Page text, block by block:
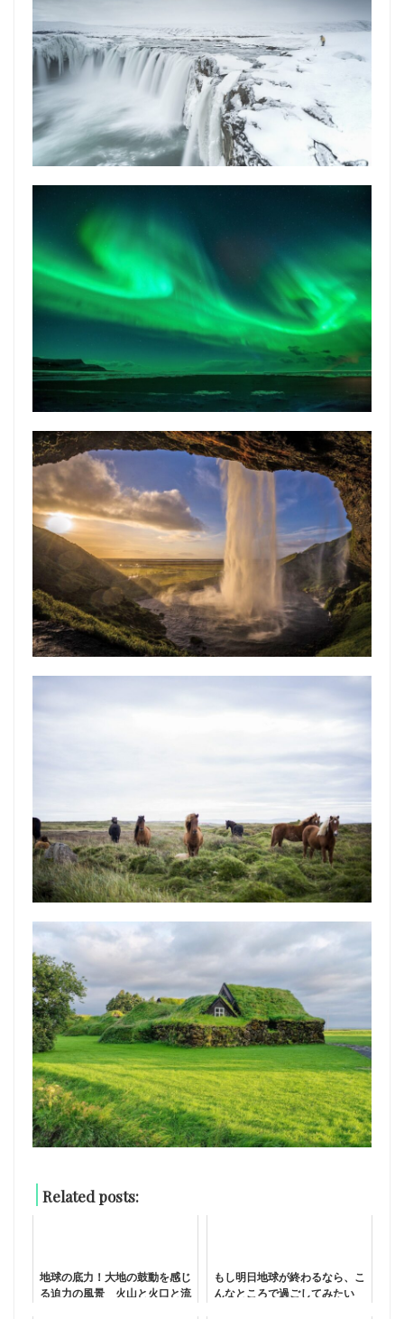
Related posts:
地球の底力！大地の鼓動を感じ
る迫力の風景 火山と火口と流
もし明日地球が終わるなら、こ
んなところで過ごしてみたい